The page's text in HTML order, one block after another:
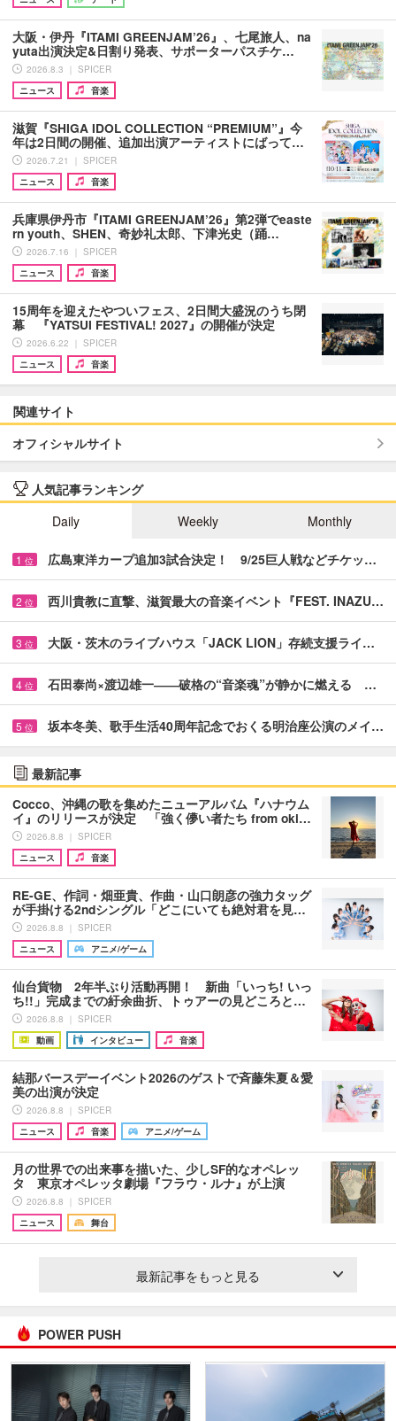
大阪・伊丹『ITAMI GREENJAM’26』、七尾旅人、na
yuta出演決定&日割り発表、サポーターパスチケ…
2026.8.3 ｜ SPICER
ニュース
音楽
滋賀『SHIGA IDOL COLLECTION “PREMIUM”』今
年は2日間の開催、追加出演アーティストにばって…
2026.7.21 ｜ SPICER
ニュース
音楽
兵庫県伊丹市『ITAMI GREENJAM’26』第2弾でeaste
rn youth、SHEN、奇妙礼太郎、下津光史（踊…
2026.7.16 ｜ SPICER
ニュース
音楽
15周年を迎えたやついフェス、2日間大盛況のうち閉
幕 『YATSUI FESTIVAL! 2027』の開催が決定
2026.6.22 ｜ SPICER
ニュース
音楽
関連サイト
オフィシャルサイト
人気記事ランキング
Daily
Weekly Monthly
1 位 広島東洋カープ追加3試合決定！ 9/25巨人戦などチケッ…
2 位 西川貴教に直撃、滋賀最大の音楽イベント『FEST. INAZU…
3 位 大阪・茨木のライブハウス「JACK LION」存続支援ライ…
4 位 石田泰尚×渡辺雄一――破格の“音楽魂”が静かに燃える …
5 位 坂本冬美、歌手生活40周年記念でおくる明治座公演のメイ…
最新記事
Cocco、沖縄の歌を集めたニューアルバム『ハナウム
イ』のリリースが決定 「強く儚い者たち from oki…
2026.8.8 ｜ SPICER
ニュース
音楽
RE-GE、作詞・畑亜貴、作曲・山口朗彦の強力タッグ
が手掛ける2ndシングル「どこにいても絶対君を見…
2026.8.8 ｜ SPICER
ニュース
アニメ/ゲーム
仙台貨物 2年半ぶり活動再開！ 新曲「いっち! いっ
ち!!」完成までの紆余曲折、トゥアーの見どころと…
2026.8.8 ｜ SPICER
動画
インタビュー 音楽
結那バースデーイベント2026のゲストで斉藤朱夏＆愛
美の出演が決定
2026.8.8 ｜ SPICER
ニュース
音楽 アニメ/ゲーム
月の世界での出来事を描いた、少しSF的なオペレッ
タ 東京オペレッタ劇場『フラウ・ルナ』が上演
2026.8.8 ｜ SPICER
ニュース
舞台
最新記事をもっと見る
POWER PUSH